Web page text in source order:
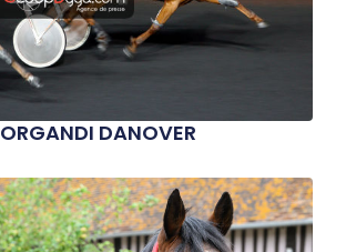
ORGANDI DANOVER